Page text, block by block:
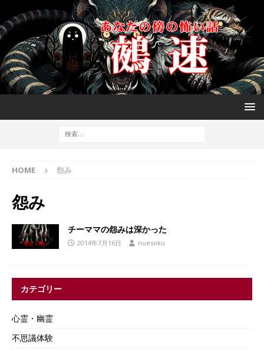
HOME 怨み
怨み
チーママの怨みは深かった
2014年7月16日 nuesoku
カテゴリー
心霊・幽霊
不思議体験